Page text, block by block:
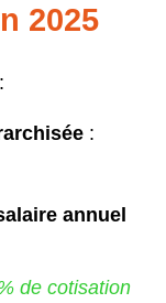
2025
:
annuel
de cotisation